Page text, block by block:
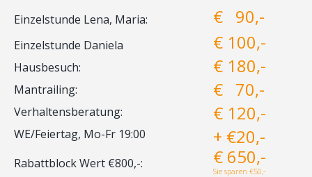
Einzelstunde Lena, Maria: € 90,-
Einzelstunde Daniela
Hausbesuch:
Mantrailing:
Verhaltensberatung:
WE/Feiertag, Mo-Fr 19:00
€ 100,-
€ 180,-
€ 70,-
€ 120,-
+ €20,-
Rabattblock Wert €800,-: € 650,-
Sie sparen €50,-